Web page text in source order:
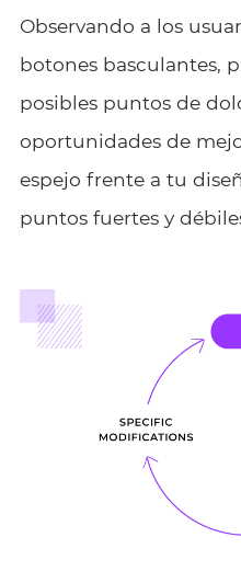
Observando a los
botones basculantes,
posibles puntos de
oportunidades de
espejo frente a tu
puntos fuertes y